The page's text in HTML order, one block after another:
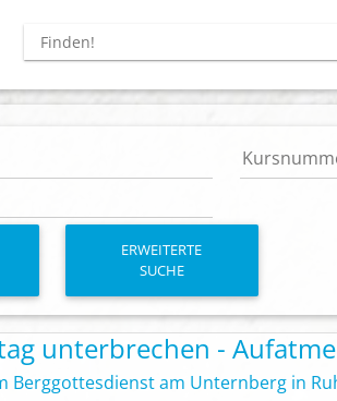
ERWEITERTE
SUCHE
unterbrechen -
Berggottesdienst am Unternberg in